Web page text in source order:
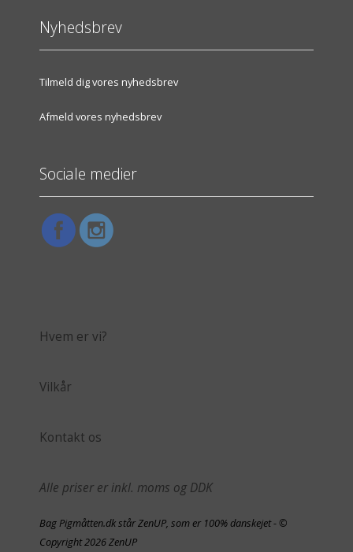
Nyhedsbrev
Tilmeld dig vores nyhedsbrev
Afmeld vores nyhedsbrev
Sociale medier
Hvem er vi?
Vilkår
Kontakt os
Alle priser er inkl. moms og DDK
Bag Pigmåtten.dk står ZenUP, som er 100% danskejet - ©
Copyright 2026 ZenUP